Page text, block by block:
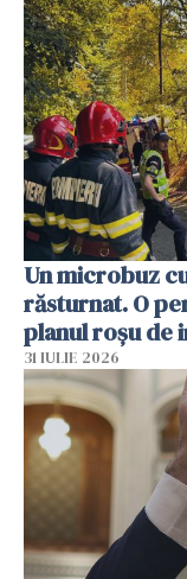
Un microbuz
răsturnat. O
planul roșu de
31 IULIE 2026